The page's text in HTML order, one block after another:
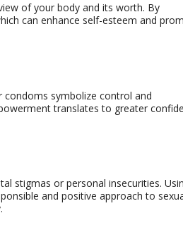
of your body and its worth. By
can enhance self-esteem and
condoms symbolize control and
translates to greater
stigmas or personal insecurities.
and positive approach to